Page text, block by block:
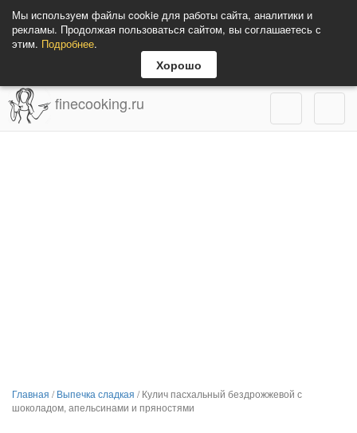
Мы используем файлы cookie для работы сайта, аналитики и
рекламы. Продолжая пользоваться сайтом, вы соглашаетесь с
этим. Подробнее.
Хорошо
finecooking.ru
Главная /Выпечка сладкая /Кулич пасхальный бездрожжевой с
шоколадом, апельсинами и пряностями